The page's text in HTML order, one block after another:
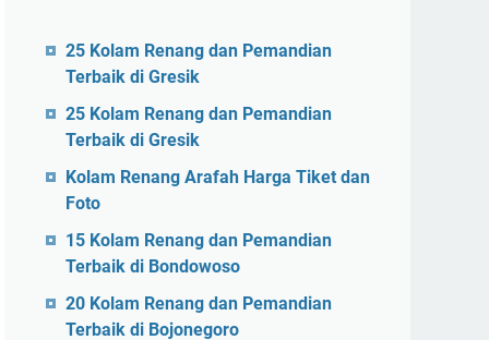
25 Kolam Renang dan Pemandian
Terbaik di Gresik
25 Kolam Renang dan Pemandian
Terbaik di Gresik
Kolam Renang Arafah Harga Tiket dan
Foto
15 Kolam Renang dan Pemandian
Terbaik di Bondowoso
20 Kolam Renang dan Pemandian
Terbaik di Bojonegoro